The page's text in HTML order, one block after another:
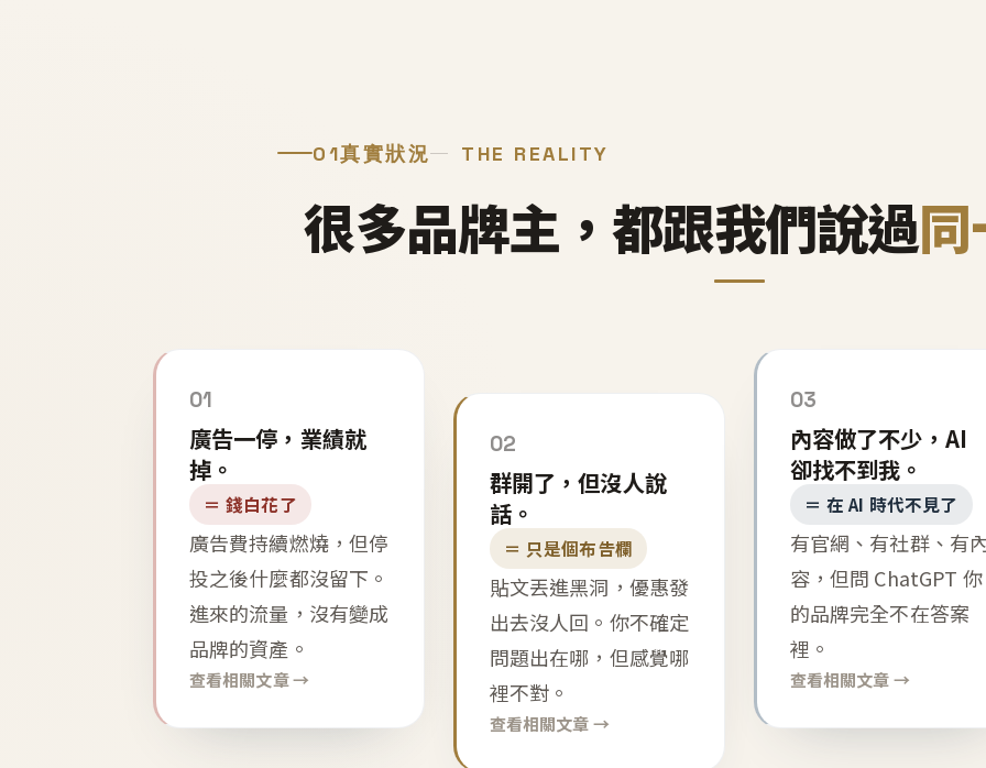
01真實狀況 THE REALITY
很多品牌主，都跟我們說過同
01
廣告一停，業績就
掉。
＝ 錢白花了
廣告費持續燃燒，但停
投之後什麼都沒留下。
進來的流量，沒有變成
品牌的資產。
查看相關文章 →
02
群開了，但沒人說
話。
＝ 只是個布告欄
貼文丟進黑洞，優惠發
出去沒人回。你不確定
問題出在哪，但感覺哪
裡不對。
查看相關文章 →
03
內容做了不少，AI
卻找不到我。
＝ 在 AI 時代不見了
有官網、有社群、有
容，但問 ChatGPT 你
的品牌完全不在答案
裡。
查看相關文章 →